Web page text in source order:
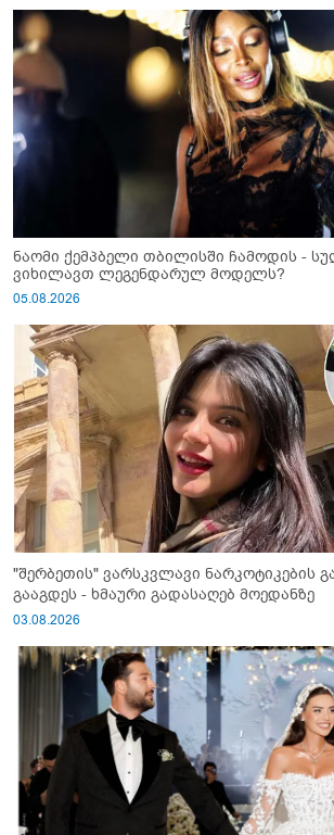
ნაომი ქემპბელი თბილისში ჩამოდის -
ვიხილავთ ლეგენდარულ მოდელს?
05.08.2026
"შერბეთის" ვარსკვლავი ნარკოტიკების
გააგდეს - ხმაური გადასაღებ მოედანზე
03.08.2026